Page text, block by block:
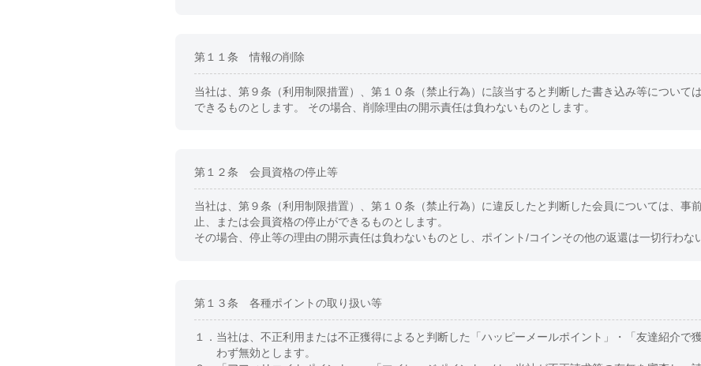
第１１条 情報の削除
当社は、第９条（利用制限措置）、第１０条（禁止行為）に該当すると判断した書き込み等について
できるものとします。 その場合、削除理由の開示責任は負わないものとします。
第１２条 会員資格の停止等
当社は、第９条（利用制限措置）、第１０条（禁止行為）に違反したと判断した会員については、事
止、または会員資格の停止ができるものとします。
その場合、停止等の理由の開示責任は負わないものとし、ポイント/コインその他の返還は一切行わな
第１３条 各種ポイントの取り扱い等
１． 当社は、不正利用または不正獲得によると判断した「ハッピーメールポイント」・「友達紹介で
わず無効とします。